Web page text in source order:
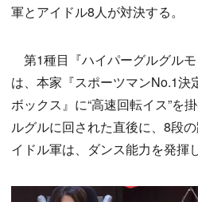
軍とアイドル8人が対決する。
第1種目『ハイパーグルグル
は、本家『スポーツマンNo.1決
ボックス』に“高速回転イス”を
ルグルに回された直後に、8段
イドル軍は、ダンス能力を発揮